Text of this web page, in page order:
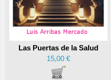
Las Puertas de la Salud
15,00 €